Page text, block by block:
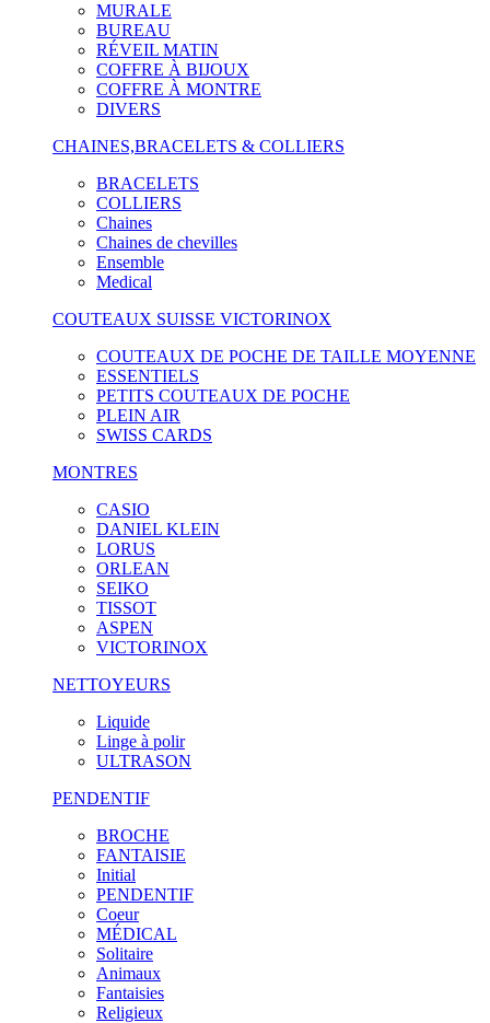
MURALE
BUREAU
RÉVEIL MATIN
COFFRE À BIJOUX
COFFRE À MONTRE
DIVERS
CHAINES,BRACELETS & COLLIERS
BRACELETS
COLLIERS
Chaines
Chaines de chevilles
Ensemble
Medical
COUTEAUX SUISSE VICTORINOX
COUTEAUX DE POCHE DE TAILLE MOYENNE
ESSENTIELS
PETITS COUTEAUX DE POCHE
PLEIN AIR
SWISS CARDS
MONTRES
CASIO
DANIEL KLEIN
LORUS
ORLEAN
SEIKO
TISSOT
ASPEN
VICTORINOX
NETTOYEURS
Liquide
Linge à polir
ULTRASON
PENDENTIF
BROCHE
FANTAISIE
Initial
PENDENTIF
Coeur
MÉDICAL
Solitaire
Animaux
Fantaisies
Religieux